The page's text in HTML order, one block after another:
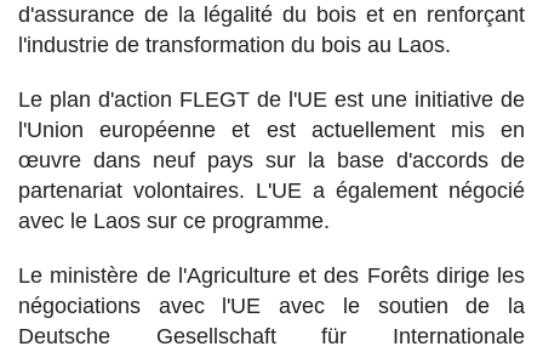
d'assurance de la légalité du bois et en renforçant
l'industrie de transformation du bois au Laos.
Le plan d'action FLEGT de l'UE est une initiative de
l'Union européenne et est actuellement mis en
œuvre dans neuf pays sur la base d'accords de
partenariat volontaires. L'UE a également négocié
avec le Laos sur ce programme.
Le ministère de l'Agriculture et des Forêts dirige les
négociations avec l'UE avec le soutien de la
Deutsche Gesellschaft für Internationale